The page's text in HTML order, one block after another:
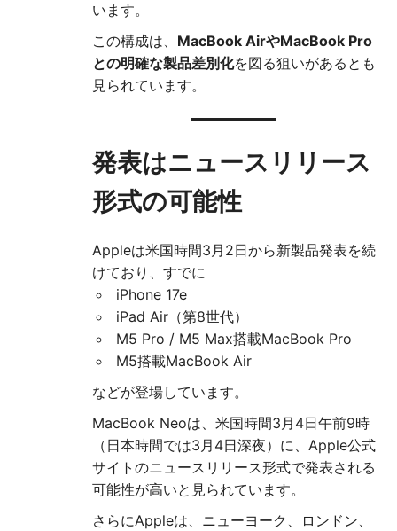
います。
この構成は、 MacBook AirやMacBook Pro
との明確な製品差別化を図る狙いがあるとも
見られています。
発表はニュースリリース
形式の可能性
Appleは米国時間3月2日から新製品発表を続
けており、すでに
iPhone 17e
iPad Air（第8世代）
M5 Pro / M5 Max搭載MacBook Pro
M5搭載MacBook Air
などが登場しています。
MacBook Neoは、米国時間3月4日午前9時
（日本時間では3月4日深夜）に、Apple公式
サイトのニュースリリース形式で発表される
可能性が高いと見られています。
さらにAppleは、ニューヨーク、ロンドン、